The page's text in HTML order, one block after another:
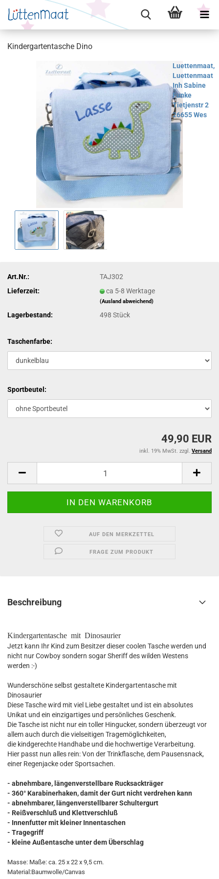
Kindergartentasche Dino
Luettenmaat,
Luettenmaat
Inh Sabine
Funke
Tietjenstr 2
26655 Wes
Art.Nr.:
TAJ302
Lieferzeit:
ca 5-8 Werktage
(Ausland abweichend)
Lagerbestand: 498Stück
Taschenfarbe:
Sportbeutel:
49,90 EUR
inkl. 19% MwSt. zzgl. Versand
AUF DEN MERKZETTEL
FRAGE ZUM PRODUKT
Beschreibung
Kindergartentasche mit Dinosaurier
Jetzt kann Ihr Kind zum Besitzer dieser coolen Tasche werden und
nicht nur Cowboy sondern sogar Sheriff des wilden Westens
werden :-)
Wunderschöne selbst gestaltete Kindergartentasche mit
Dinosaurier
Diese Tasche wird mit viel Liebe gestaltet und ist ein absolutes
Unikat und ein einzigartiges und persönliches Geschenk.
Die Tasche ist nicht nur ein toller Hingucker, sondern überzeugt vor
allem auch durch die vielseitigen Tragemöglichkeiten,
die kindgerechte Handhabe und die hochwertige Verarbeitung.
Hier passt nun alles rein: Von der Trinkflasche, dem Pausensnack,
einer Regenjacke oder Sportsachen.
- abnehmbare, längenverstellbare Rucksackträger
- 360° Karabinerhaken, damit der Gurt nicht verdrehen kann
- abnehmbarer, längenverstellbarer Schultergurt
- Reißverschluß und Klettverschluß
- Innenfutter mit kleiner Innentaschen
- Tragegriff
- kleine Außentasche unter dem Überschlag
Masse: Maße: ca. 25 x 22 x 9,5 cm.
Material:Baumwolle/Canvas